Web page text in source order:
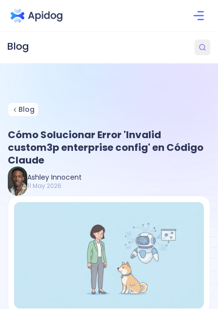
Blog
Cómo Solucionar Error 'Invalid
custom3p enterprise config' en Código
Claude
Ashley Innocent
11 May 2026